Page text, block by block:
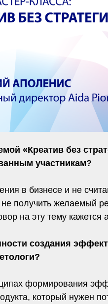
«Креатив без
участникам?
в бизнесе и не
не получить желаемый
на эту тему
создания
формирования
который нужен